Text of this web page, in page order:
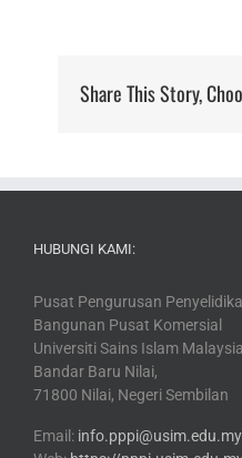
Share This Story,
HUBUNGI KAMI:
Pusat Pengurusan
Bangunan Pusat Komersial
Universiti Sains Islam
Bandar Baru Nilai,
71800 Nilai, Negeri Sembilan
Email: info.pppi@usim.edu.my